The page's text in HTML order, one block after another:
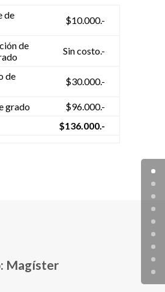
de
$10.000.-
de
Sin costo.-
de
$30.000.-
grado
$96.000.-
$136.000.-
Magíster